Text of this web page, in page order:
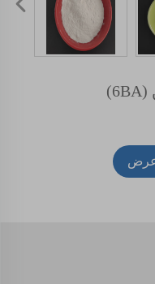
عرض